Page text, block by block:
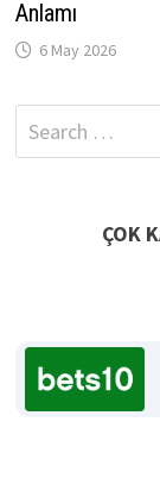
Anlamı
6 May 2026
Search
for:
ÇOK